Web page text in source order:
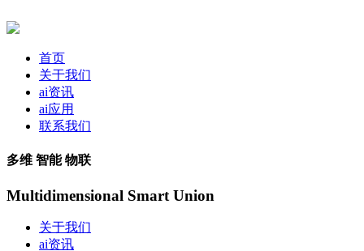
首页
关于我们
ai资讯
ai应用
联系我们
多维 智能 物联
Multidimensional Smart Union
关于我们
ai资讯